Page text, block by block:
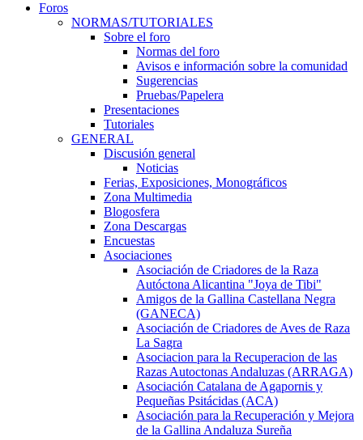
Foros
NORMAS/TUTORIALES
Sobre el foro
Normas del foro
Avisos e información sobre la comunidad
Sugerencias
Pruebas/Papelera
Presentaciones
Tutoriales
GENERAL
Discusión general
Noticias
Ferias, Exposiciones, Monográficos
Zona Multimedia
Blogosfera
Zona Descargas
Encuestas
Asociaciones
Asociación de Criadores de la Raza
Autóctona Alicantina "Joya de Tibi"
Amigos de la Gallina Castellana Negra
(GANECA)
Asociación de Criadores de Aves de Raza
La Sagra
Asociacion para la Recuperacion de las
Razas Autoctonas Andaluzas (ARRAGA)
Asociación Catalana de Agapornis y
Pequeñas Psitácidas (ACA)
Asociación para la Recuperación y Mejora
de la Gallina Andaluza Sureña